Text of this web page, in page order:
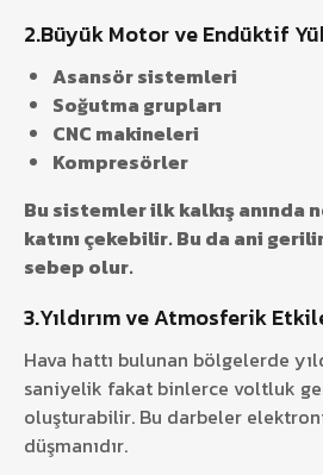
2.Büyük Motor ve Endüktif
Asansör sistemleri
Soğutma grupları
CNC makineleri
Kompresörler
Bu sistemler ilk kalkış anında
katını çekebilir. Bu da ani
sebep olur.
3.Yıldırım ve Atmosferik
Hava hattı bulunan bölgelerde
saniyelik fakat binlerce voltluk
oluşturabilir. Bu darbeler
düşmanıdır.